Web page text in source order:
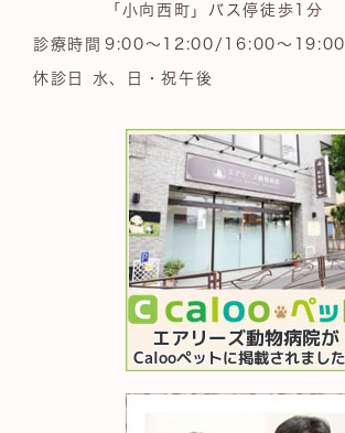
「小向西町」バス停徒歩1分
診療時間 9:00～12:00/16:00～19:00
休診日 水、日・祝午後